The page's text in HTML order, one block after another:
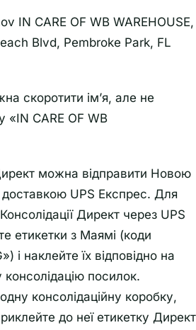
IN CARE OF WB WAREHOUSE,
Blvd, Pembroke Park, FL
скоротити ім’я, але не
«IN CARE OF WB
можна відправити Новою
UPS Експрес. Для
Директ через UPS
етикетки з Маямі (коди
і наклейте їх відповідно на
посилок.
консолідаційну коробку,
до неї етикетку Директ